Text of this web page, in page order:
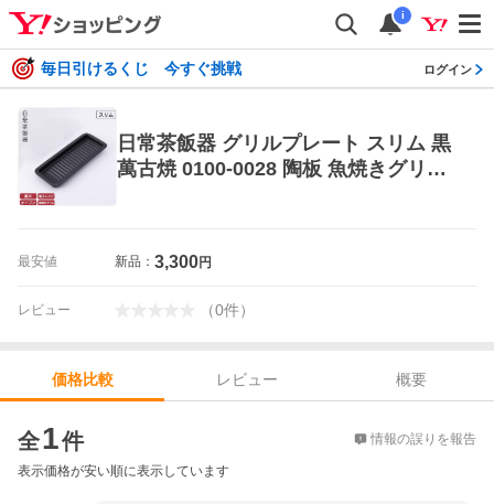
i
毎日引けるくじ 今すぐ挑戦 ログイン
日常茶飯器 グリルプレート スリム 黒
萬古焼 0100-0028 陶板 魚焼きグリル
最安値 新品： 3,300円
レビュー （0件）
価格比較 レビュー
概要
全1件 情報の誤りを報告
表示価格が安い順に表示しています